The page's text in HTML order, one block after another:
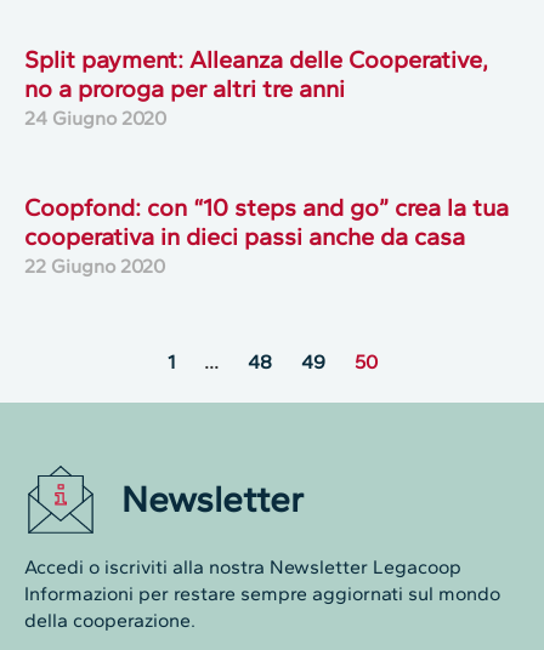
Split payment: Alleanza delle Cooperative,
no a proroga per altri tre anni
24 Giugno 2020
Coopfond: con “10 steps and go” crea la tua
cooperativa in dieci passi anche da casa
22 Giugno 2020
1 … 48 49 50
Newsletter
Accedi o iscriviti alla nostra Newsletter Legacoop
Informazioni per restare sempre aggiornati sul mondo
della cooperazione.